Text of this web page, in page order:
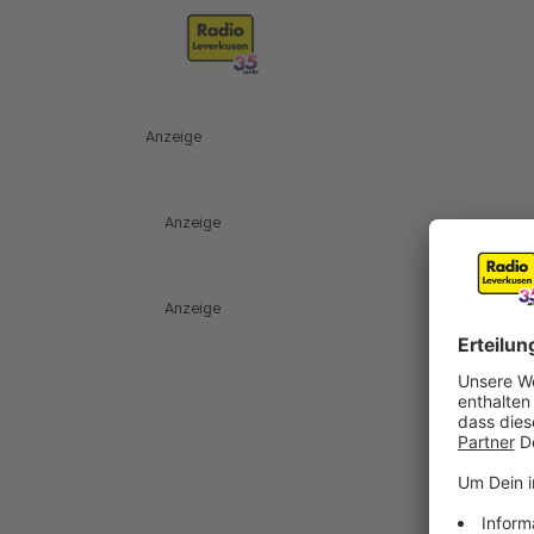
Anzeige
Anzeige
Anzeige